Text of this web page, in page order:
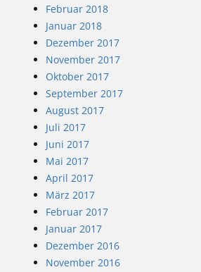
Februar 2018
Januar 2018
Dezember 2017
November 2017
Oktober 2017
September 2017
August 2017
Juli 2017
Juni 2017
Mai 2017
April 2017
März 2017
Februar 2017
Januar 2017
Dezember 2016
November 2016